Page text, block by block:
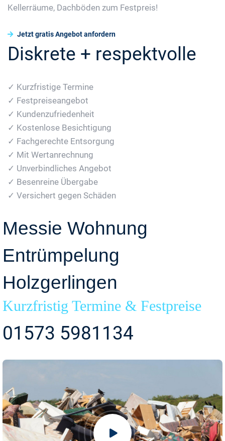
Kellerräume, Dachböden zum Festpreis!
Jetzt gratis Angebot anfordern
Diskrete + respektvolle
✓ Kurzfristige Termine
✓ Festpreiseangebot
✓ Kundenzufriedenheit
✓ Kostenlose Besichtigung
✓ Fachgerechte Entsorgung
✓ Mit Wertanrechnung
✓ Unverbindliches Angebot
✓ Besenreine Übergabe
✓ Versichert gegen Schäden
Messie Wohnung
Entrümpelung
Holzgerlingen
Kurzfristig Termine & Festpreise
01573 5981134